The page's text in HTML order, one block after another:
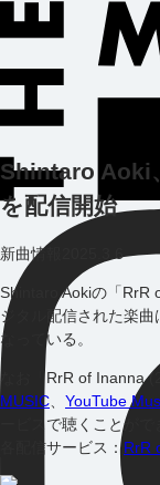
Shintaro Aoki
を配信開始
新曲情報 2025.3.6
Shintaro Aokiの「RrR
ジタル配信された楽
なっている。
なお「RrR of Inanna
MUSIC
YouTube
ービスで聴くことがで
各配信サービス：RrR